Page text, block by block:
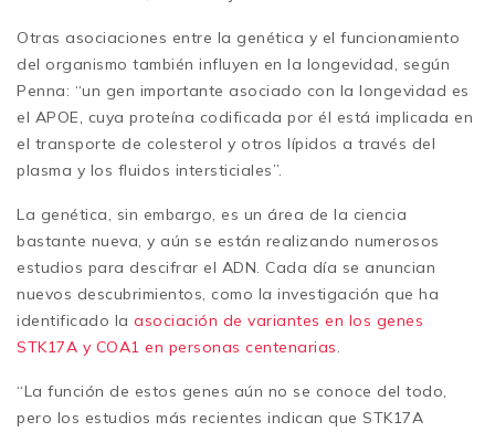
Otras asociaciones entre la genética y el funcionamiento
del organismo también influyen en la longevidad, según
Penna: “un gen importante asociado con la longevidad es
el APOE, cuya proteína codificada por él está implicada en
el transporte de colesterol y otros lípidos a través del
plasma y los fluidos intersticiales”.
La genética, sin embargo, es un área de la ciencia
bastante nueva, y aún se están realizando numerosos
estudios para descifrar el ADN. Cada día se anuncian
nuevos descubrimientos, como la investigación que ha
identificado la asociación de variantes en los genes
STK17A y COA1 en personas centenarias.
“La función de estos genes aún no se conoce del todo,
pero los estudios más recientes indican que STK17A